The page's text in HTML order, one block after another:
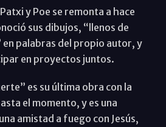
y Poe se remonta a hace
sus dibujos, “llenos de
en palabras del propio autor, y
en proyectos juntos.
es su última obra con la
el momento, y es una
amistad a fuego con Jesús,